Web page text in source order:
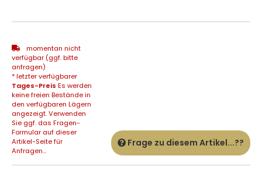
momentan nicht
verfügbar (ggf. bitte
anfragen)
* letzter verfügbarer
Tages-Preis Es werden
keine freien Bestände in
den verfügbaren Lägern
angezeigt. Verwenden
Sie ggf. das Fragen-
Formular auf dieser
Artikel-Seite für
Anfragen...
Frage zu diesem Artikel...??